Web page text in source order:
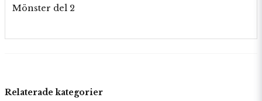
Mönster del 2
Relaterade kategorier